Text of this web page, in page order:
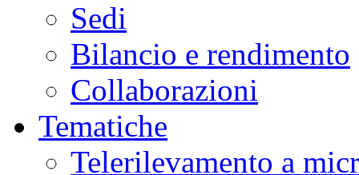
Sedi
Bilancio e rendimento
Collaborazioni
Tematiche
Telerilevamento a